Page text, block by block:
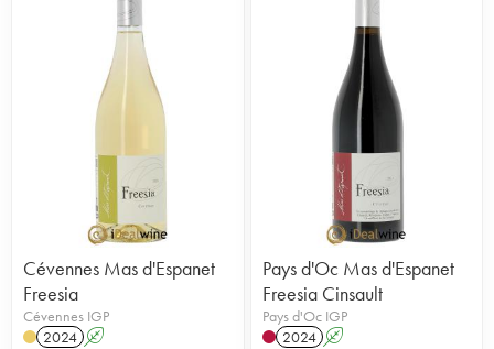
Cévennes Mas d'Espanet
Freesia
Cévennes IGP
2024 A
Pays d'Oc Mas d'Espanet
Freesia Cinsault
Pays d'Oc IGP
2024 A